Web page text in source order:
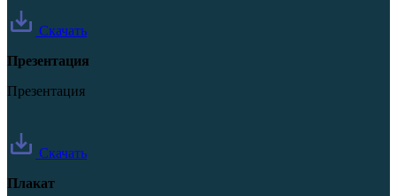
Скачать
Презентация
Презентация
Скачать
Плакат